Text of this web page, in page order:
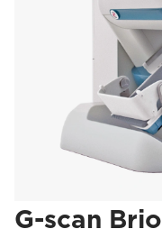
G-scan Brio